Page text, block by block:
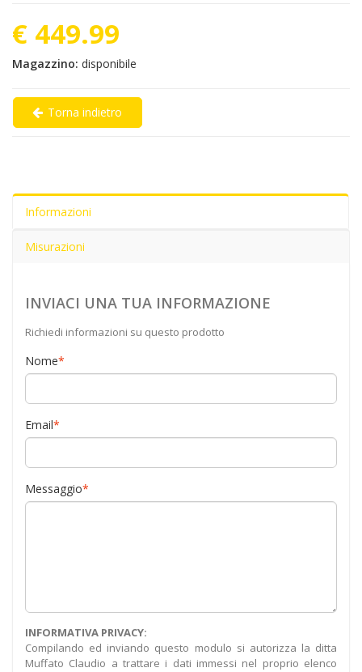
€ 449.99
Magazzino: disponibile
Torna indietro
Informazioni
Misurazioni
INVIACI UNA TUA INFORMAZIONE
Richiedi informazioni su questo prodotto
Nome*
Email*
Messaggio*
INFORMATIVA PRIVACY:
Compilando ed inviando questo modulo si autorizza la ditta
Muffato Claudio a trattare i dati immessi nel proprio elenco